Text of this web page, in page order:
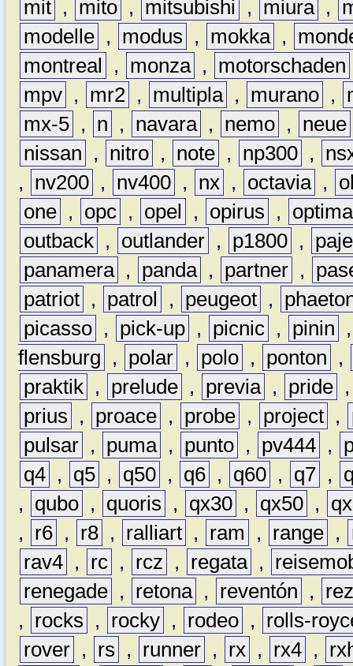
mit , mito , mitsubishi , miura ,
modelle , modus , mokka ,
montreal
, monza , motorschaden
mpv , mr2 , multipla , murano ,
mx-5 , n , navara , nemo , neue
nissan
, nitro , note , np300 ,
,
nv200 , nv400 , nx , octavia ,
one , opc , opel , opirus ,
optima
outback , outlander , p1800 ,
panamera , panda , partner ,
patriot , patrol , peugeot ,
picasso , pick-up , picnic , pinin
flensburg
, polar , polo , ponton
,
praktik , prelude , previa , pride
prius
, proace , probe , project ,
pulsar , puma , punto , pv444 ,
q4 , q5 , q50 , q6 , q60 , q7 ,
,
qubo , quoris , qx30 , qx50 ,
,
r6 , r8 , ralliart , ram , range ,
rav4 , rc , rcz , regata ,
renegade , retona , reventón ,
,
rocks , rocky , rodeo ,
rolls-
rover , rs , runner , rx , rx4 ,